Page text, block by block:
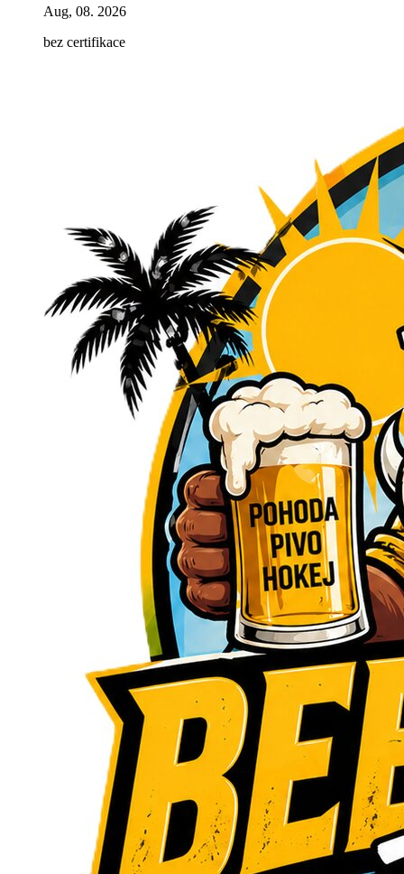
Aug, 08. 2026
bez certifikace